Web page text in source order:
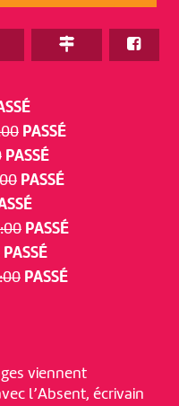
PASSÉ
PASSÉ
PASSÉ
PASSÉ
PASSÉ
PASSÉ
viennent
l’Absent, écrivain